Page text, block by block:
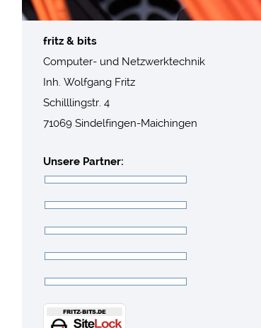
fritz & bits
Computer- und Netzwerktechnik
Inh. Wolfgang Fritz
Schilllingstr. 4
71069 Sindelfingen-Maichingen
Unsere Partner: